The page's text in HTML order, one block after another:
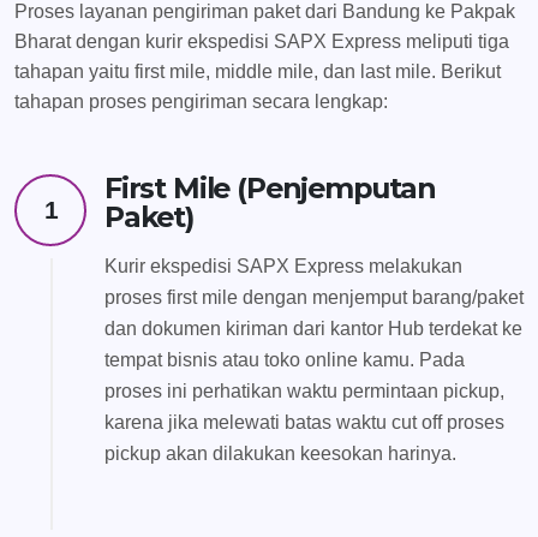
Proses layanan pengiriman paket dari Bandung ke Pakpak
Bharat dengan kurir ekspedisi SAPX Express meliputi tiga
tahapan yaitu first mile, middle mile, dan last mile. Berikut
tahapan proses pengiriman secara lengkap:
1
First Mile (Penjemputan
Paket)
Kurir ekspedisi SAPX Express melakukan
proses first mile dengan menjemput barang/paket
dan dokumen kiriman dari kantor Hub terdekat ke
tempat bisnis atau toko online kamu. Pada
proses ini perhatikan waktu permintaan pickup,
karena jika melewati batas waktu cut off proses
pickup akan dilakukan keesokan harinya.